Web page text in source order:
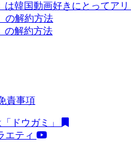
韓国動画好きにとってア
の解約方法
の解約方法
責事項
ドウガミ」
エティ